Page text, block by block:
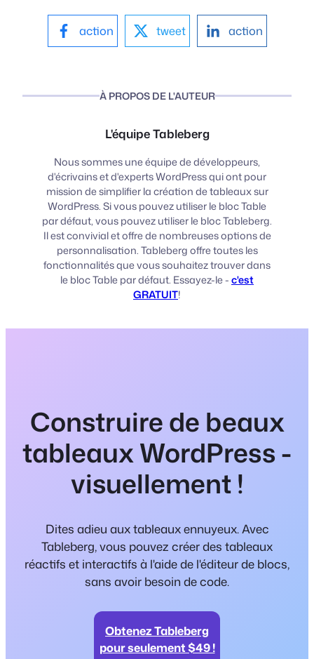
action tweet action
À PROPOS DE L'AUTEUR
L'équipe Tableberg
Nous sommes une équipe de développeurs,
d'écrivains et d'experts WordPress qui ont pour
mission de simplifier la création de tableaux sur
WordPress. Si vous pouvez utiliser le bloc Table
par défaut, vous pouvez utiliser le bloc Tableberg.
Il est convivial et offre de nombreuses options de
personnalisation. Tableberg offre toutes les
fonctionnalités que vous souhaitez trouver dans
le bloc Table par défaut. Essayez-le -c'est
GRATUIT!
Construire de beaux
tableaux WordPress -
visuellement !
Dites adieu aux tableaux ennuyeux. Avec
Tableberg, vous pouvez créer des tableaux
réactifs et interactifs à l'aide de l'éditeur de blocs,
sans avoir besoin de code.
Obtenez Tableberg
pour seulement $49 !